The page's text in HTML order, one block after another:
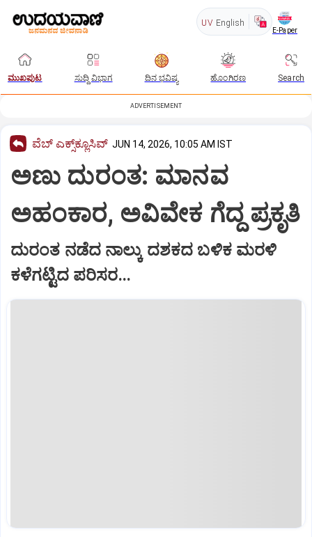
UV English
E-Paper
ಮುಖಪುಟ ಸುದ್ದಿ ವಿಭಾಗ ದಿನ ಭವಿಷ್ಯ ಹೊಂಗಿರಣ Search
ADVERTISEMENT
ವೆಬ್ ಎಕ್ಸ್‌ಕ್ಲೂಸಿವ್ JUN 14, 2026, 10:05 AM IST
ಅಣು ದುರಂತ: ಮಾನವ
ಅಹಂಕಾರ, ಅವಿವೇಕ ಗೆದ್ದ ಪ್ರಕೃತಿ
ದುರಂತ ನಡೆದ ನಾಲ್ಕು ದಶಕದ ಬಳಿಕ ಮರಳಿ
ಕಳೆಗಟ್ಟಿದ ಪರಿಸರ...